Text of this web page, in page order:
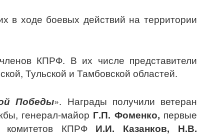
в ходе боевых действий на территории
КПРФ. В их числе представители
Тульской и Тамбовской областей.
Победы». Награды получили ветеран
генерал-майор Г.П. Фоменко, первые
комитетов КПРФ И.И. Казанков,
Н.В.